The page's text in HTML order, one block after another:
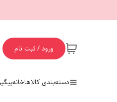
ورود / ثبت نام
دسته‌بندی کالاهاخانه